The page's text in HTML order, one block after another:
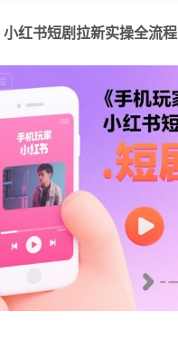
红书短剧拉新实操全流程